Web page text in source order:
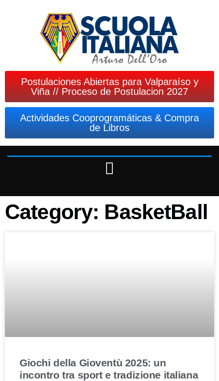
Postulaciones Abiertas para Valparaíso y
Viña // Proceso de Postulacion 2027
Actividades Cooprogramáticas & Compra
de Libros
Category: BasketBall
Giochi della Gioventù 2025: un
incontro tra sport e tradizione italiana